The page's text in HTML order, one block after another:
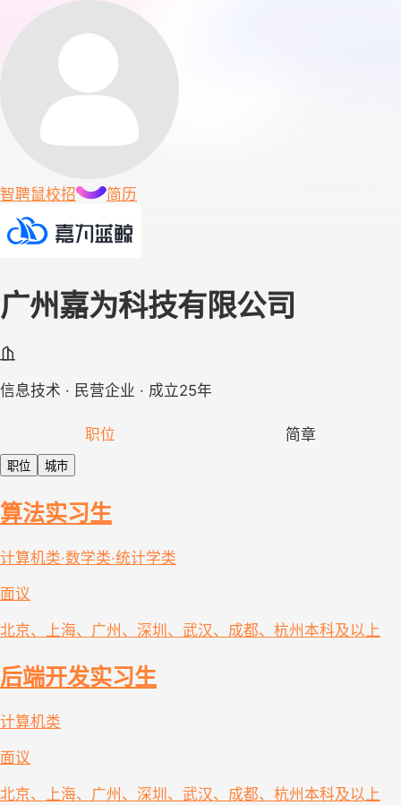
智聘鼠校招 简历
广州嘉为科技有限公司
信息技术 · 民营企业 · 成立25年
职位 简章
职位 城市
算法实习生
计算机类·数学类·统计学类
面议
北京、上海、广州、深圳、武汉、成都、杭州 本科及以上
后端开发实习生
计算机类
面议
北京、上海、广州、深圳、武汉、成都、杭州 本科及以上